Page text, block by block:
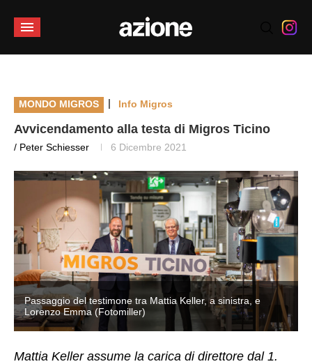
MONDO MIGROS | Info Migros
Avvicendamento alla testa di Migros Ticino
/ Peter Schiesser 6 Dicembre 2021
Passaggio del testimone tra Mattia Keller, a sinistra, e
Lorenzo Emma (Fotomiller)
Mattia Keller assume la carica di direttore dal 1.